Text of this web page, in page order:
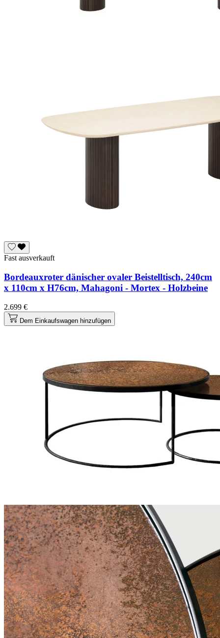
Fast ausverkauft
Bordeauxroter dänischer ovaler Beistelltisch, 240cm
x 110cm x H76cm, Mahagoni - Mortex - Holzbeine
2.699 €
Dem Einkaufswagen hinzufügen